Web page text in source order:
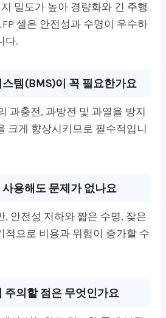
밀도가 높아 경량화와 긴 주행
셀은 안전성과 수명이 우수하
다.
스템(BMS)이 꼭 필요한가요
과충전, 과방전 및 과열을 방지
크게 향상시키므로 필수적입니
용해도 문제가 없나요
, 안전성 저하와 짧은 수명, 잦은
적으로 비용과 위험이 증가할 수
주의할 점은 무엇인가요